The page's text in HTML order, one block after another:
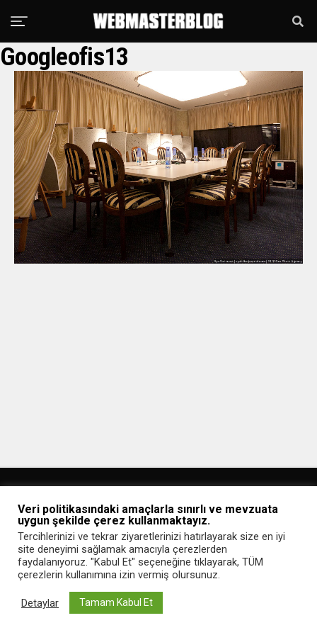
Googleofis13
Ana Sayfa Gizlilik Politikası İletişim
Veri politikasındaki amaçlarla sınırlı ve mevzuata
uygun şekilde çerez kullanmaktayız.
Tercihlerinizi ve tekrar ziyaretlerinizi hatırlayarak size en iyi
site deneyimi sağlamak amacıyla çerezlerden
faydalanıyoruz. "Kabul Et" seçeneğine tıklayarak, TÜM
çerezlerin kullanımına izin vermiş olursunuz.
Detaylar Tamam Kabul Et